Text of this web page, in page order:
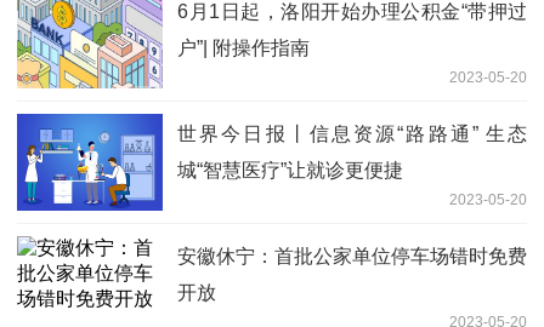
6月1日起，洛阳开始办理公积金“带押过
户”| 附操作指南
2023-05-20
世界今日报丨信息资源“路路通” 生态
城“智慧医疗”让就诊更便捷
2023-05-20
安徽休宁：首批公家单位停车场错时免费
开放
2023-05-20